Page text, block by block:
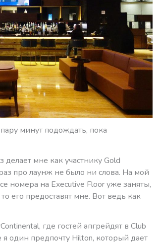
минут подождать, пока
мне как участнику Gold
про лаунж не было ни слова. На мой
номера на Executive Floor уже заняты,
его предоставят мне. Вот ведь как
где гостей апгрейдят в Club
один предпочту Hilton, который дает